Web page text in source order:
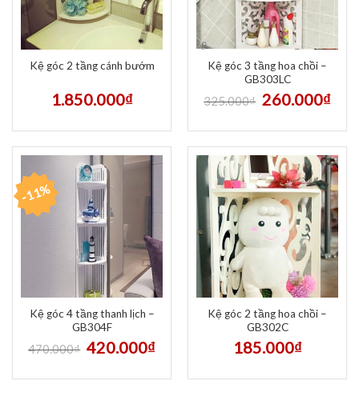
Kệ góc 2 tầng cánh bướm
1.850.000₫
Kệ góc 3 tầng hoa chồi –
GB303LC
325.000₫ 260.000₫
-11%
Kệ góc 4 tầng thanh lịch –
GB304F
470.000₫ 420.000₫
Kệ góc 2 tầng hoa chồi –
GB302C
185.000₫